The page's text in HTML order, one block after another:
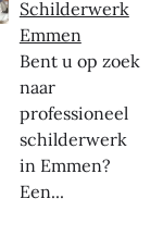
Schilderwerk
Emmen
Bent u op zoek
naar
professioneel
schilderwerk
in Emmen?
Een...